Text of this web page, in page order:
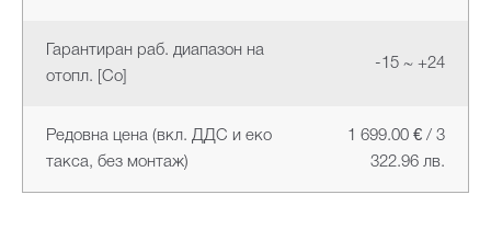
Гарантиран раб. диапазон на
отопл. [Co]
-15 ~ +24
Редовна цена (вкл. ДДС и еко
такса, без монтаж)
1 699.00 € / 3
322.96 лв.